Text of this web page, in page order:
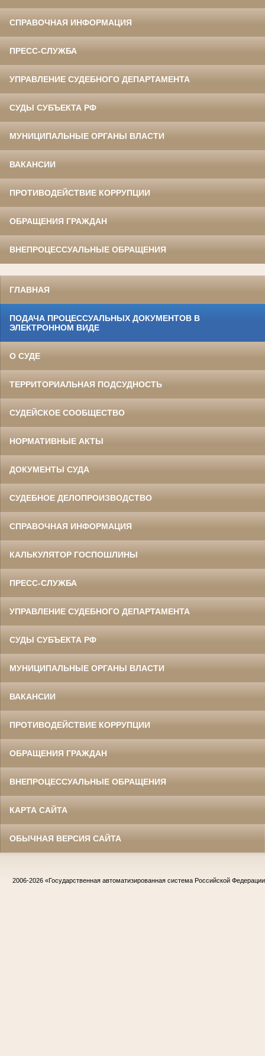
СПРАВОЧНАЯ ИНФОРМАЦИЯ
ПРЕСС-СЛУЖБА
УПРАВЛЕНИЕ СУДЕБНОГО ДЕПАРТАМЕНТА
СУДЫ СУБЪЕКТА РФ
МУНИЦИПАЛЬНЫЕ ОРГАНЫ ВЛАСТИ
ВАКАНСИИ
ПРОТИВОДЕЙСТВИЕ КОРРУПЦИИ
ОБРАЩЕНИЯ ГРАЖДАН
ВНЕПРОЦЕССУАЛЬНЫЕ ОБРАЩЕНИЯ
ГЛАВНАЯ
ПОДАЧА ПРОЦЕССУАЛЬНЫХ ДОКУМЕНТОВ В
ЭЛЕКТРОННОМ ВИДЕ
О СУДЕ
ТЕРРИТОРИАЛЬНАЯ ПОДСУДНОСТЬ
СУДЕЙСКОЕ СООБЩЕСТВО
НОРМАТИВНЫЕ АКТЫ
ДОКУМЕНТЫ СУДА
СУДЕБНОЕ ДЕЛОПРОИЗВОДСТВО
СПРАВОЧНАЯ ИНФОРМАЦИЯ
КАЛЬКУЛЯТОР ГОСПОШЛИНЫ
ПРЕСС-СЛУЖБА
УПРАВЛЕНИЕ СУДЕБНОГО ДЕПАРТАМЕНТА
СУДЫ СУБЪЕКТА РФ
МУНИЦИПАЛЬНЫЕ ОРГАНЫ ВЛАСТИ
ВАКАНСИИ
ПРОТИВОДЕЙСТВИЕ КОРРУПЦИИ
ОБРАЩЕНИЯ ГРАЖДАН
ВНЕПРОЦЕССУАЛЬНЫЕ ОБРАЩЕНИЯ
КАРТА САЙТА
ОБЫЧНАЯ ВЕРСИЯ САЙТА
2006-2026 «Государственная автоматизированная система Российской